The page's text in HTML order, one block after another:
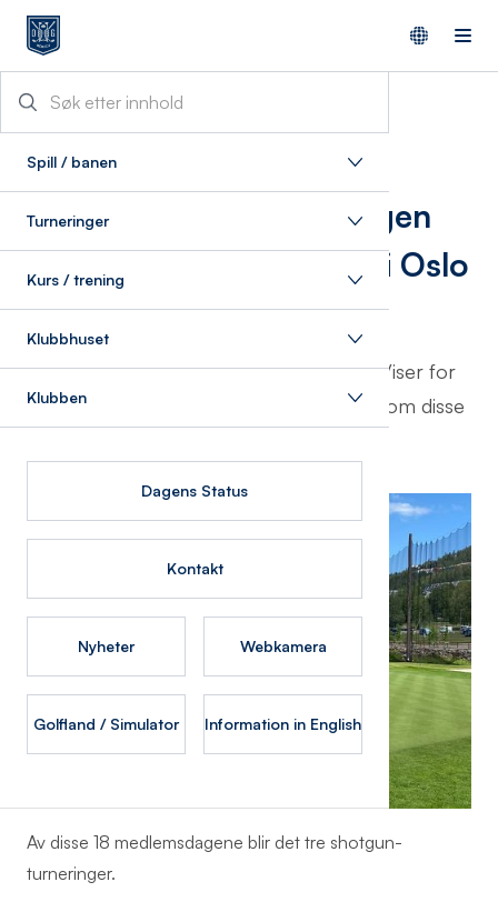
Spill / banen
Turneringer
Kurs / trening
Klubbhuset
Klubben
Dagens Status
Kontakt
Nyheter Webkamera
Golfland / Simulator Information in English
Velkommen til sesongen
2025 for Senior Herrer i Oslo
Golfklubb
Det blir i sesongen 18 medlemsdager. Viser for
øvrig til tidligere orientering fra klubben om disse
Av disse 18 medlemsdagene blir det tre shotgun-
turneringer.